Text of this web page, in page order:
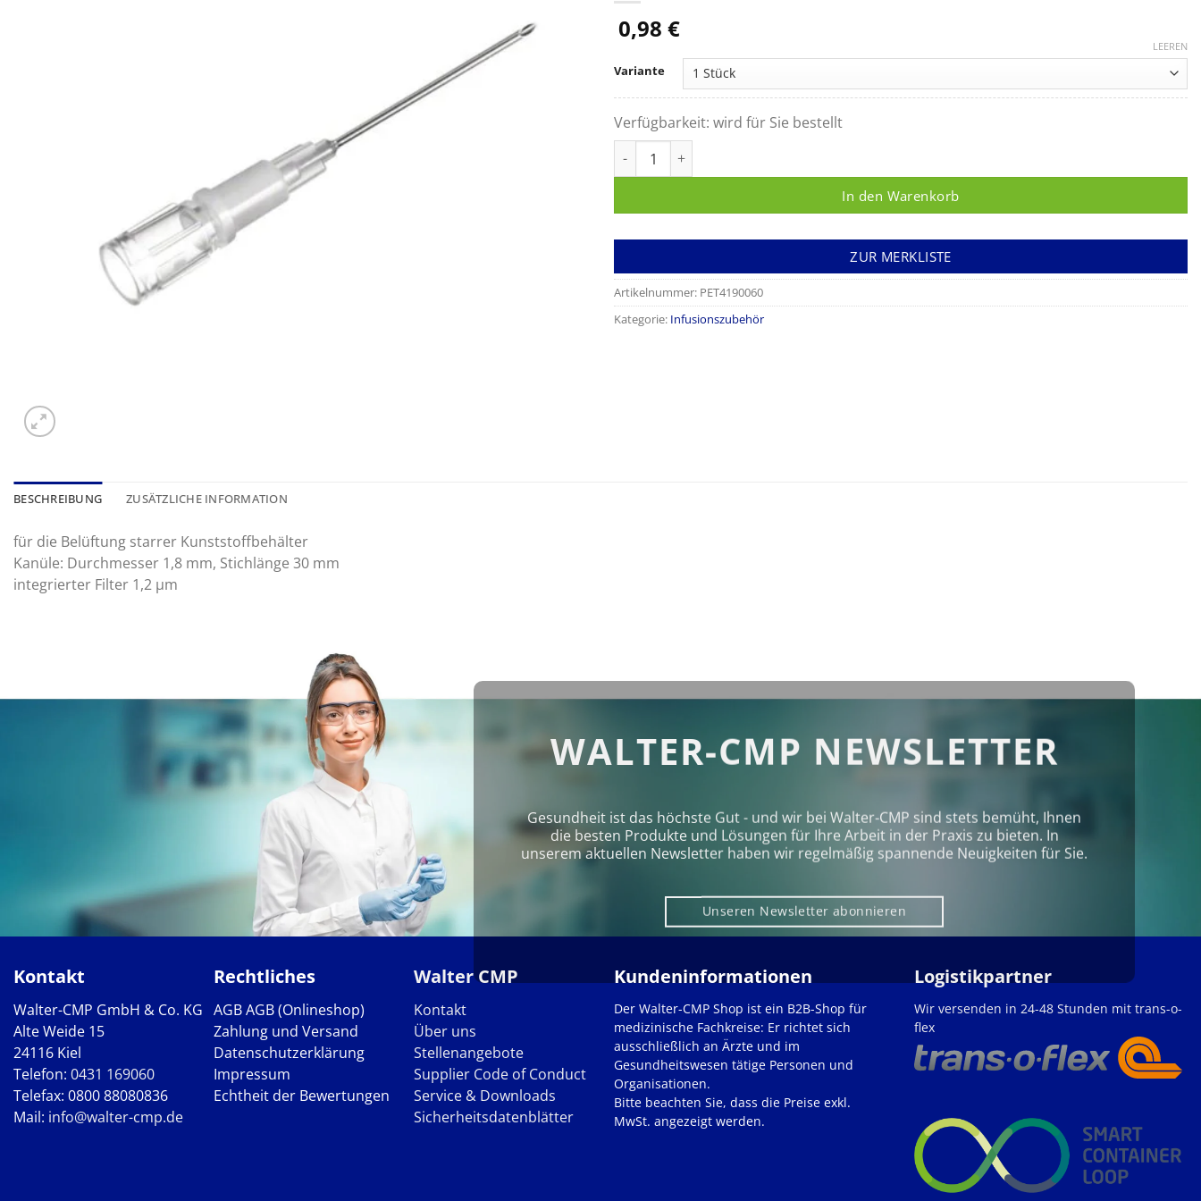
0,98 €
Variante
LEEREN
Verfügbarkeit: wird für Sie bestellt
In den Warenkorb
ZUR MERKLISTE
Artikelnummer: PET4190060
Kategorie: Infusionszubehör
BESCHREIBUNG ZUSÄTZLICHE INFORMATION
für die Belüftung starrer Kunststoffbehälter
Kanüle: Durchmesser 1,8 mm, Stichlänge 30 mm
integrierter Filter 1,2 μm
WALTER-CMP NEWSLETTER
Gesundheit ist das höchste Gut - und wir bei Walter‑CMP sind stets bemüht, Ihnen
die besten Produkte und Lösungen für Ihre Arbeit in der Praxis zu bieten. In
unserem aktuellen Newsletter haben wir regelmäßig spannende Neuigkeiten für Sie.
Unseren Newsletter abonnieren
Kontakt
Walter-CMP GmbH & Co. KG
Alte Weide 15
24116 Kiel
Telefon: 0431 169060
Telefax: 0800 88080836
Mail: info@walter-cmp.de
Rechtliches
AGBAGB (Onlineshop)
Zahlung und Versand
Datenschutzerklärung
Impressum
Echtheit der Bewertungen
Walter CMP
Kontakt
Über uns
Stellenangebote
Supplier Code of Conduct
Service & Downloads
Sicherheitsdatenblätter
Kundeninformationen
Der Walter-CMP Shop ist ein B2B-Shop für
medizinische Fachkreise: Er richtet sich
ausschließlich an Ärzte und im
Gesundheitswesen tätige Personen und
Organisationen.
Bitte beachten Sie, dass die Preise exkl.
MwSt. angezeigt werden.
Logistikpartner
Wir versenden in 24-48 Stunden mit trans-o-
flex